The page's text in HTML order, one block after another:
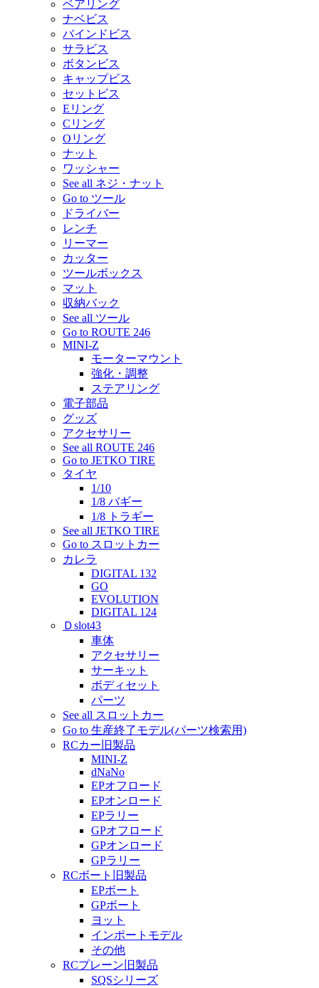
ベアリング
ナベビス
バインドビス
サラビス
ボタンビス
キャップビス
セットビス
Eリング
Cリング
Oリング
ナット
ワッシャー
See all ネジ・ナット
Go to ツール
ドライバー
レンチ
リーマー
カッター
ツールボックス
マット
収納バック
See all ツール
Go to ROUTE 246
MINI-Z
モーターマウント
強化・調整
ステアリング
電子部品
グッズ
アクセサリー
See all ROUTE 246
Go to JETKO TIRE
タイヤ
1/10
1/8 バギー
1/8 トラギー
See all JETKO TIRE
Go to スロットカー
カレラ
DIGITAL 132
GO
EVOLUTION
DIGITAL 124
Ｄslot43
車体
アクセサリー
サーキット
ボディセット
パーツ
See all スロットカー
Go to 生産終了モデル(パーツ検索用)
RCカー旧製品
MINI-Z
dNaNo
EPオフロード
EPオンロード
EPラリー
GPオフロード
GPオンロード
GPラリー
RCボート旧製品
EPボート
GPボート
ヨット
インポートモデル
その他
RCプレーン旧製品
SQSシリーズ